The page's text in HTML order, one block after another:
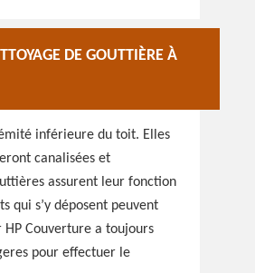
DE GOUTTIÈRE À
inférieure du toit. Elles
canalisées et
assurent leur fonction
qui s’y déposent peuvent
HP Couverture a toujours
pour effectuer le